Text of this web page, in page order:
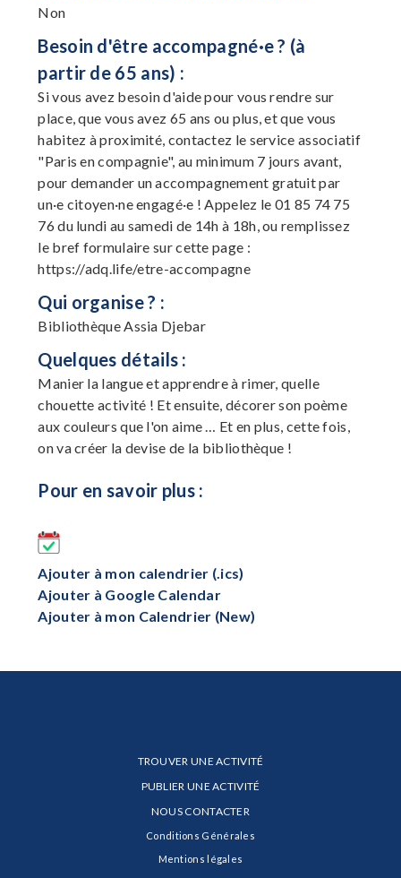
Non
Besoin d'être accompagné·e ? (à
partir de 65 ans) :
Si vous avez besoin d'aide pour vous rendre sur
place, que vous avez 65 ans ou plus, et que vous
habitez à proximité, contactez le service associatif
"Paris en compagnie", au minimum 7 jours avant,
pour demander un accompagnement gratuit par
un·e citoyen·ne engagé·e ! Appelez le 01 85 74 75
76 du lundi au samedi de 14h à 18h, ou remplissez
le bref formulaire sur cette page :
https://adq.life/etre-accompagne
Qui organise ? :
Bibliothèque Assia Djebar
Quelques détails :
Manier la langue et apprendre à rimer, quelle
chouette activité ! Et ensuite, décorer son poème
aux couleurs que l'on aime … Et en plus, cette fois,
on va créer la devise de la bibliothèque !
Pour en savoir plus :
Ajouter à mon calendrier (.ics)
Ajouter à Google Calendar
Ajouter à mon Calendrier (New)
TROUVER UNE ACTIVITÉ
PUBLIER UNE ACTIVITÉ
NOUS CONTACTER
Conditions Générales
Mentions légales